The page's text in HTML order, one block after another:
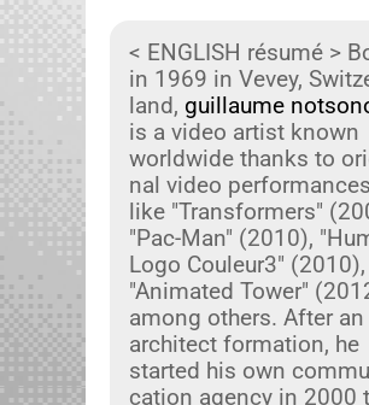
< ENGLISH résumé >
in 1969 in Vevey,
land, guil­laume
is a video artist known
world­wide thanks to
nal video per­for­mances
like "Trans­form­ers"
"Pac-Man" (2010),
Logo Couleur3" (2010),
"Ani­mat­ed Tow­er"
among oth­ers. After an
archi­tect for­ma­tion, he
start­ed his own
ca­tion agency in 2000